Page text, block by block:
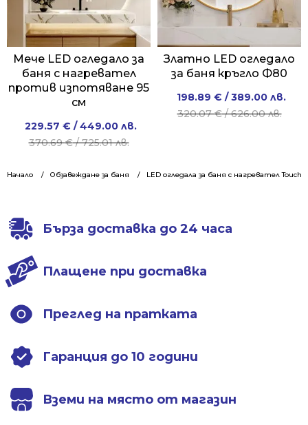
Начало Обзавеждане за баня LED огледала за баня с нагревател Touch
Мече LED огледало за
баня с нагревател
против изпотяване 95
см
370.69€/ 725.01 лв.
Original
price
370.69 €
229.57 € / 449.00 лв.
Current
price
229.57 €
Златно LED огледало
за баня кръгло Ф80
320.07€/ 626.00 лв.
Original
price
626.00 лв..
198.89 € / 389.00 лв.
Current
price
389.00 лв..
Бърза доставка до 24 часа
Плащене при доставка
Преглед на пратката
Гаранция до 10 години
Вземи на място от магазин